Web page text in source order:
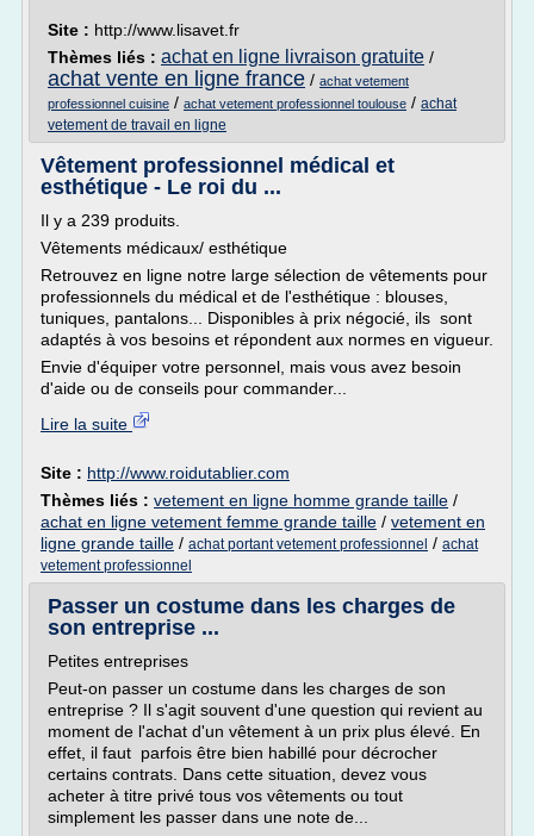
Site : http://www.lisavet.fr
Thèmes liés : achat en ligne livraison gratuite /
achat vente en ligne france / achat vetement
professionnel cuisine / achat vetement professionnel toulouse / achat
vetement de travail en ligne
Vêtement professionnel médical et
esthétique - Le roi du ...
Il y a 239 produits.
Vêtements médicaux/ esthétique
Retrouvez en ligne notre large sélection de vêtements pour
professionnels du médical et de l'esthétique : blouses,
tuniques, pantalons... Disponibles à prix négocié, ils sont
adaptés à vos besoins et répondent aux normes en vigueur.
Envie d'équiper votre personnel, mais vous avez besoin
d'aide ou de conseils pour commander...
Lire la suite
Site : http://www.roidutablier.com
Thèmes liés : vetement en ligne homme grande taille /
achat en ligne vetement femme grande taille / vetement en
ligne grande taille / achat portant vetement professionnel / achat
vetement professionnel
Passer un costume dans les charges de
son entreprise ...
Petites entreprises
Peut-on passer un costume dans les charges de son
entreprise ? Il s'agit souvent d'une question qui revient au
moment de l'achat d'un vêtement à un prix plus élevé. En
effet, il faut parfois être bien habillé pour décrocher
certains contrats. Dans cette situation, devez vous
acheter à titre privé tous vos vêtements ou tout
simplement les passer dans une note de...